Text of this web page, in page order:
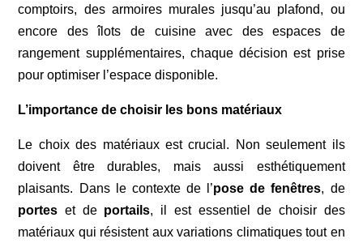
comptoirs, des armoires murales jusqu’au plafond, ou
encore des îlots de cuisine avec des espaces de
rangement supplémentaires, chaque décision est prise
pour optimiser l’espace disponible.
L’importance de choisir les bons matériaux
Le choix des matériaux est crucial. Non seulement ils
doivent être durables, mais aussi esthétiquement
plaisants. Dans le contexte de l’pose de fenêtres, de
portes et de portails, il est essentiel de choisir des
matériaux qui résistent aux variations climatiques tout en